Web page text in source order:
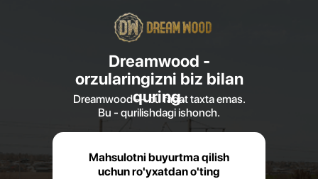
Dreamwood -
orzularingizni biz bilan
quring.
Dreamwood — bu faqat taxta emas.
Bu - qurilishdagi ishonch.
Mahsulotni buyurtma qilish
uchun ro'yxatdan o'ting